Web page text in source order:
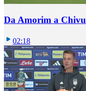
Da Amorim a Chivu
02:18